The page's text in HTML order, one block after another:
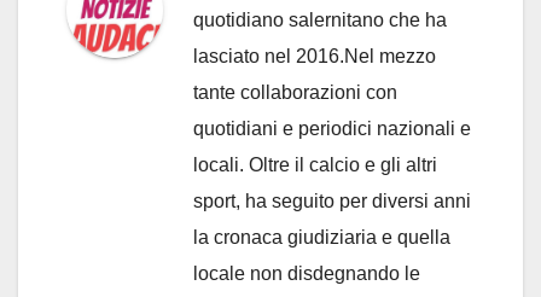
quotidiano salernitano che ha
lasciato nel 2016.Nel mezzo
tante collaborazioni con
quotidiani e periodici nazionali e
locali. Oltre il calcio e gli altri
sport, ha seguito per diversi anni
la cronaca giudiziaria e quella
locale non disdegnando le